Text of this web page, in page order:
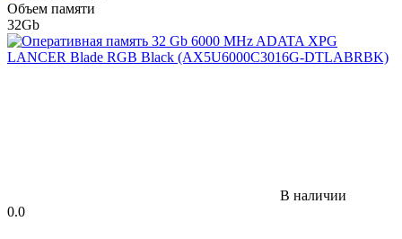
Объем памяти
32Gb
В наличии
0.0